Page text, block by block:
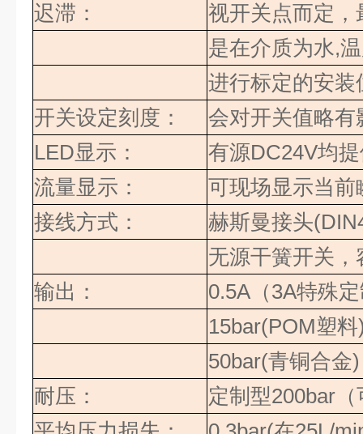
迟滞：
视开关点而定，
是在介质为水,
进行标定的安
开关设定刻度：
会对开关值略有
LED显示： 有源DC24V均
流量显示：
可现场显示当
接线方式：
赫斯曼接头
无源干簧开关，
输出：
0.5A （3A特殊
15bar(POM塑料
50bar(青铜合金
耐压：
定制型200bar